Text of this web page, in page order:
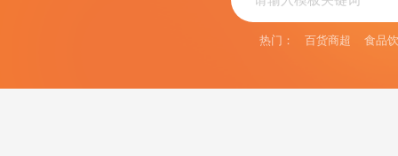
热门： 百货商超 食品